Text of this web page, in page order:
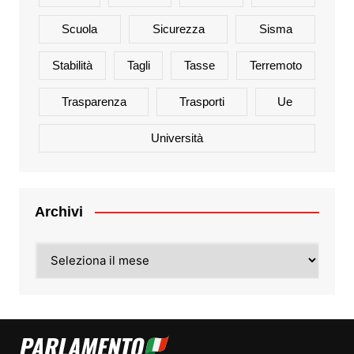
Scuola Sicurezza Sisma
Stabilità Tagli Tasse Terremoto
Trasparenza Trasporti Ue
Università
Archivi